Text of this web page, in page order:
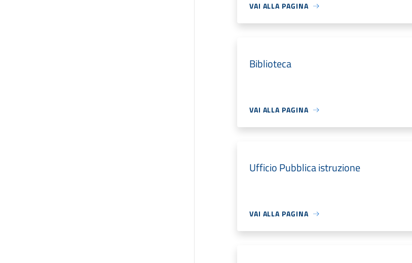
VAI ALLA PAGINA
Biblioteca
VAI ALLA PAGINA
Ufficio Pubblica istruzione
VAI ALLA PAGINA